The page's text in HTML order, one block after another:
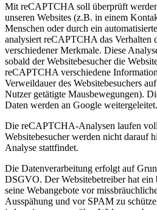
Mit reCAPTCHA soll überprüft
unseren Websites (z.B. in einem
Menschen oder durch ein
analysiert reCAPTCHA das Verhalten
verschiedener Merkmale. Diese
sobald der Websitebesucher die
reCAPTCHA verschiedene
Verweildauer des Websitebesuchers
Nutzer getätigte Mausbewegungen).
Daten werden an Google weitergeleitet.
Die reCAPTCHA-Analysen laufen
Websitebesucher werden nicht darauf
Analyse stattfindet.
Die Datenverarbeitung erfolgt auf
DSGVO. Der Websitebetreiber hat ein
seine Webangebote vor
Ausspähung und vor SPAM zu